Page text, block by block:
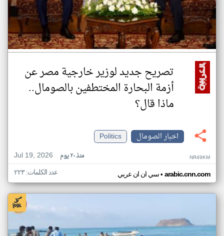
تصريح جديد لوزير خارجية مصر عن
أزمة البحارة المختطفين بالصومال..
ماذا قال؟
اخبار الصومال
Politics
Jul 19, 2026
منذ ٢٠ يوم NR49KM
سي ان ان عربي• arabic.cnn.com عدد الكلمات: ٢٢٣